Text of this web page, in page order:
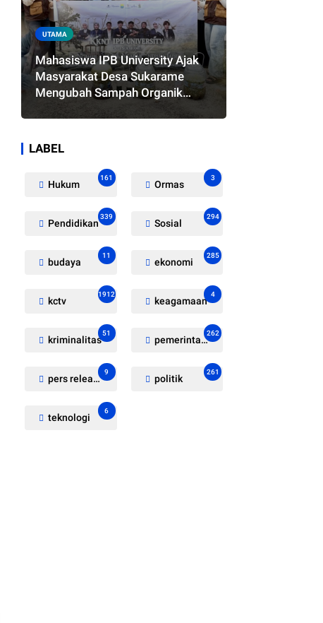
UTAMA
Mahasiswa IPB University Ajak
Masyarakat Desa Sukarame
Mengubah Sampah Organik
LABEL
Hukum
161
Ormas
3
Pendidikan
339
Sosial
294
budaya
11
ekonomi
285
kctv
1912
keagamaan
4
kriminalitas
51
pemerintahan
262
pers release
9
politik
261
teknologi
6